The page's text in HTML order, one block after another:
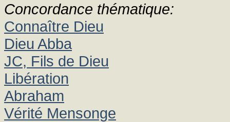
Concordance thématique:
Connaître Dieu
Dieu Abba
JC, Fils de Dieu
Libération
Abraham
Vérité Mensonge